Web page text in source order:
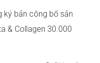
ký bản công bố sản
& Collagen 30.000